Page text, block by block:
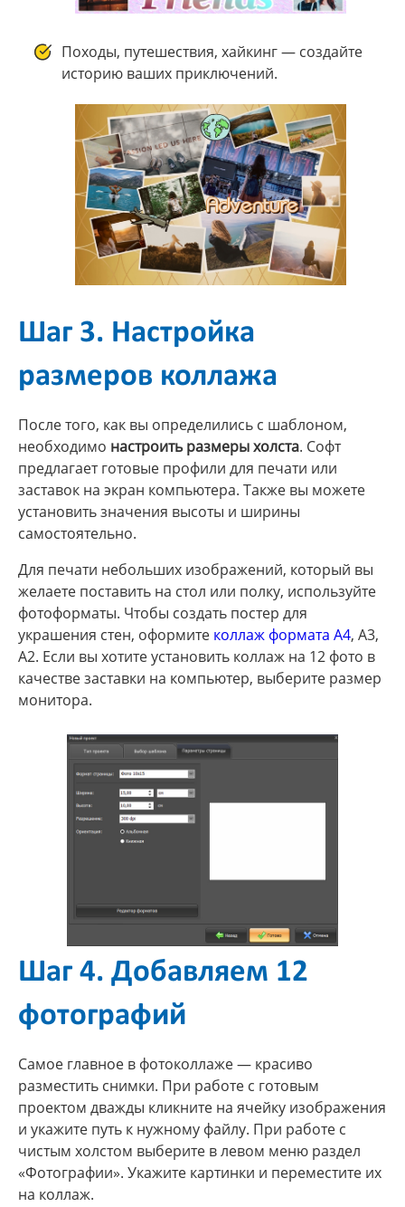
Походы, путешествия, хайкинг — создайте
историю ваших приключений.
Шаг 3. Настройка
размеров коллажа
После того, как вы определились с шаблоном,
необходимо настроить размеры холста. Софт
предлагает готовые профили для печати или
заставок на экран компьютера. Также вы можете
установить значения высоты и ширины
самостоятельно.
Для печати небольших изображений, который вы
желаете поставить на стол или полку, используйте
фотоформаты. Чтобы создать постер для
украшения стен, оформите коллаж формата А4, А3,
А2. Если вы хотите установить коллаж на 12 фото в
качестве заставки на компьютер, выберите размер
монитора.
Шаг 4. Добавляем 12
фотографий
Самое главное в фотоколлаже — красиво
разместить снимки. При работе с готовым
проектом дважды кликните на ячейку изображения
и укажите путь к нужному файлу. При работе с
чистым холстом выберите в левом меню раздел
«Фотографии». Укажите картинки и переместите их
на коллаж.